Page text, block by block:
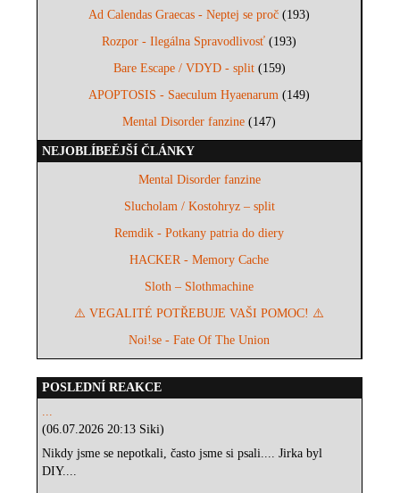
Ad Calendas Graecas - Neptej se proč (193)
Rozpor - Ilegálna Spravodlivosť (193)
Bare Escape / VDYD - split(159)
APOPTOSIS - Saeculum Hyaenarum (149)
Mental Disorder fanzine (147)
NEJOBLÍBEĚJŠÍ ČLÁNKY
Mental Disorder fanzine
Slucholam / Kostohryz – split
Remdik - Potkany patria do diery
HACKER - Memory Cache
Sloth – Slothmachine
⚠️ VEGALITÉ POTŘEBUJE VAŠI POMOC! ⚠️
Noi!se - Fate Of The Union
POSLEDNÍ REAKCE
...
(06.07.2026 20:13 Siki)
Nikdy jsme se nepotkali, často jsme si psali.... Jirka byl
DIY....